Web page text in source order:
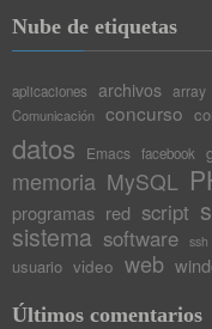
Nube de etiquetas
aplicaciones archivos array
Comunicación concurso
datos Emacs facebook
memoria MySQL
programas red script
sistema software ssh
usuario video web
Últimos comentarios